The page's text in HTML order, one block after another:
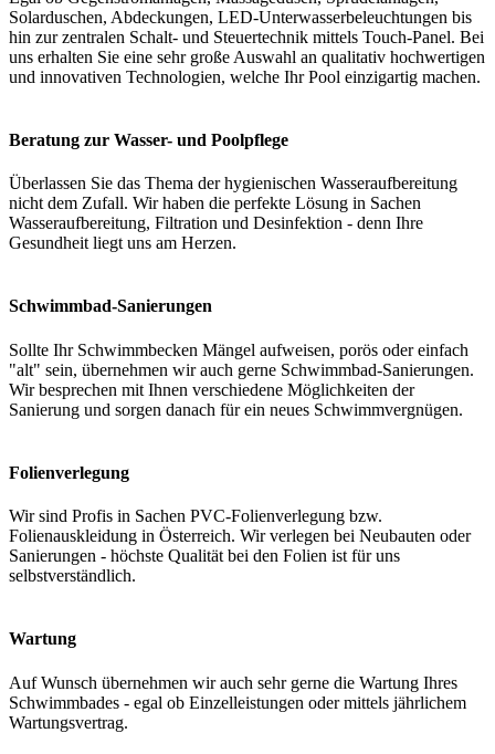
Solarduschen, Abdeckungen, LED-Unterwasserbeleuchtungen bis
hin zur zentralen Schalt- und Steuertechnik mittels Touch-Panel. Bei
uns erhalten Sie eine sehr große Auswahl an qualitativ hochwertigen
und innovativen Technologien, welche Ihr Pool einzigartig machen.
Beratung zur Wasser- und Poolpflege
Überlassen Sie das Thema der hygienischen Wasseraufbereitung
nicht dem Zufall. Wir haben die perfekte Lösung in Sachen
Wasseraufbereitung, Filtration und Desinfektion - denn Ihre
Gesundheit liegt uns am Herzen.
Schwimmbad-Sanierungen
Sollte Ihr Schwimmbecken Mängel aufweisen, porös oder einfach
"alt" sein, übernehmen wir auch gerne Schwimmbad-Sanierungen.
Wir besprechen mit Ihnen verschiedene Möglichkeiten der
Sanierung und sorgen danach für ein neues Schwimmvergnügen.
Folienverlegung
Wir sind Profis in Sachen PVC-Folienverlegung bzw.
Folienauskleidung in Österreich. Wir verlegen bei Neubauten oder
Sanierungen - höchste Qualität bei den Folien ist für uns
selbstverständlich.
Wartung
Auf Wunsch übernehmen wir auch sehr gerne die Wartung Ihres
Schwimmbades - egal ob Einzelleistungen oder mittels jährlichem
Wartungsvertrag.